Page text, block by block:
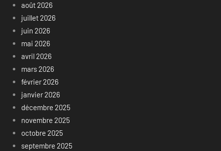
août 2026
juillet 2026
juin 2026
mai 2026
avril 2026
mars 2026
février 2026
janvier 2026
décembre 2025
novembre 2025
octobre 2025
septembre 2025